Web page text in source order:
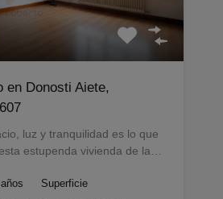
en Donosti Aiete,
luz y tranquilidad es lo que
estupenda vivienda de la…
Superficie